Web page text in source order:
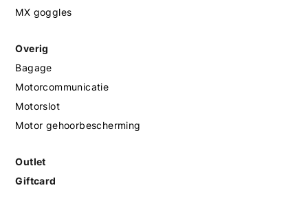
MX goggles
Overig
Bagage
Motorcommunicatie
Motorslot
Motor gehoorbescherming
Outlet
Giftcard